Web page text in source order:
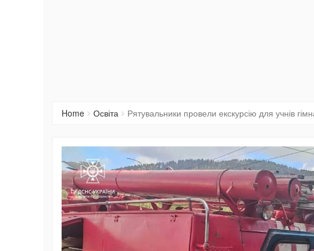
Home Освіта Рятувальники провели екскурсію для учнів